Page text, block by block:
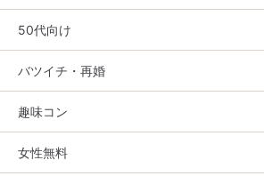
50代向け
バツイチ・再婚
趣味コン
女性無料